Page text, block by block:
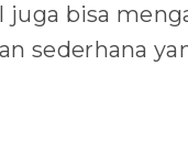
bisa
sederhana